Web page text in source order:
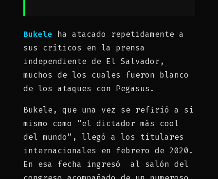
Bukele ha atacado repetidamente a
sus críticos en la prensa
independiente de El Salvador,
muchos de los cuales fueron blanco
de los ataques con Pegasus.
Bukele, que una vez se refirió a sí
mismo como “el dictador más cool
del mundo”, llegó a los titulares
internacionales en febrero de 2020.
En esa fecha ingresó al salón del